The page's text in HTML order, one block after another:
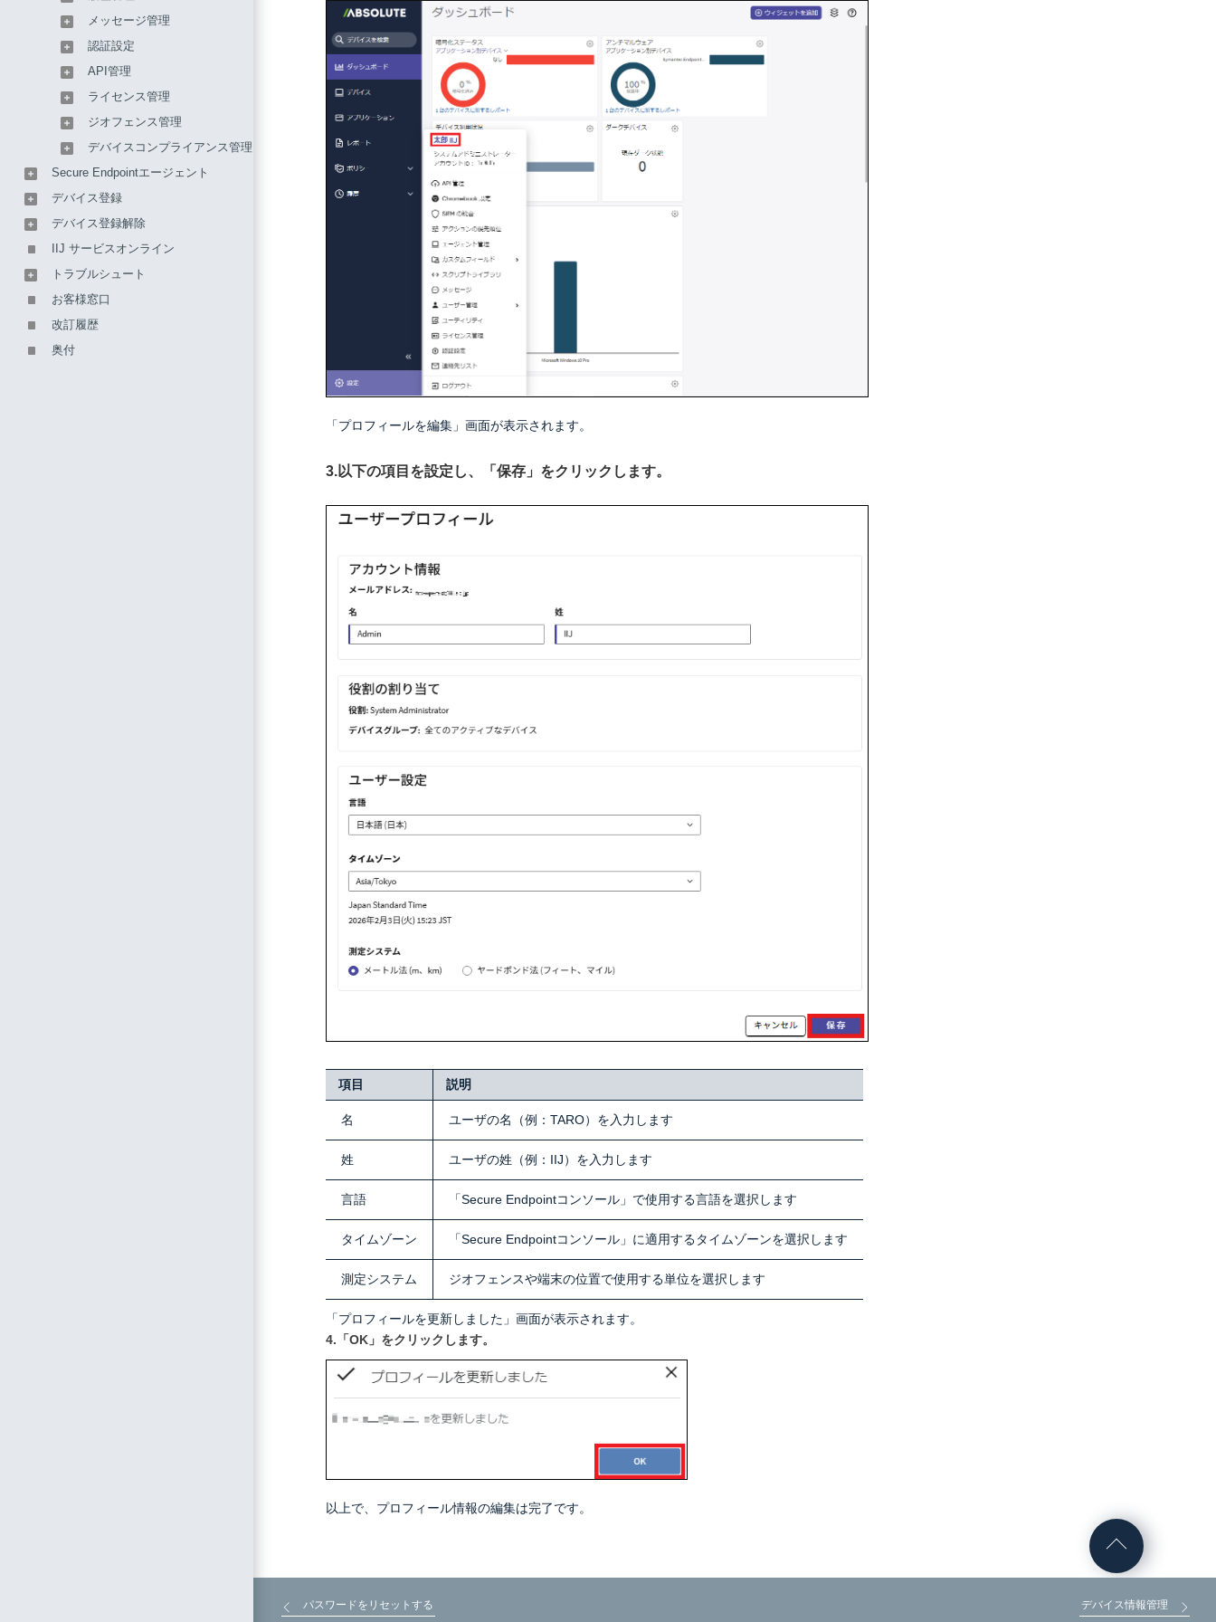
「プロフィールを編集」画面が表示されます。
3.以下の項目を設定し、「保存」をクリックします。
項目 説明
名 ユーザの名（例：TARO）を入力します
姓 ユーザの姓（例：IIJ）を入力します
言語 「Secure Endpointコンソール」で使用する言語を選択します
タイムゾーン 「Secure Endpointコンソール」に適用するタイムゾーンを選択します
測定システム ジオフェンスや端末の位置で使用する単位を選択します
「プロフィールを更新しました」画面が表示されます。
4.「OK」をクリックします。
以上で、プロフィール情報の編集は完了です。
パスワードをリセットする デバイス情報管理
メッセージ管理
認証設定
API管理
ライセンス管理
ジオフェンス管理
デバイスコンプライアンス管理
Secure Endpointエージェント
デバイス登録
デバイス登録解除
IIJ サービスオンライン
トラブルシュート
お客様窓口
改訂履歴
奥付